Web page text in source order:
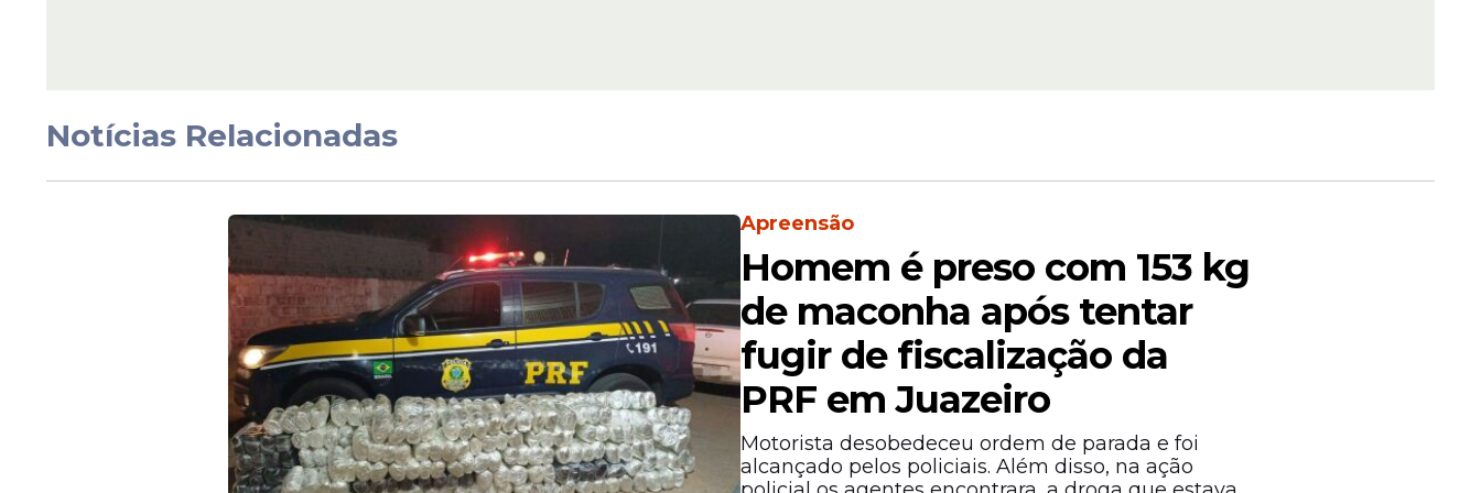
Veja Também
As apostas vencedoras são de municípios das regiões
e Sertão pernambucano. Todas
acertaram quatro números e cada uma vai receber R$ 985,14.
Notícias Relacionadas
Apreensão
Homem é preso com 153 kg
de maconha após tentar
fugir de fiscalização da
PRF em Juazeiro
Motorista desobedeceu ordem de parada e foi
alcançado pelos policiais. Além disso, na ação